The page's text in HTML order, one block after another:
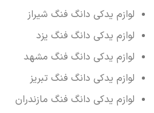
لوازم یدکی دانگ فنگ شیراز
لوازم یدکی دانگ فنگ یزد
لوازم یدکی دانگ فنگ مشهد
لوازم یدکی دانگ فنگ تبریز
لوازم یدکی دانگ فنگ مازندران